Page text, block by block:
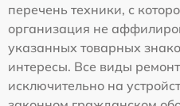
перечень техники, с
организация не
указанных товарных
интересы. Все виды
исключительно на